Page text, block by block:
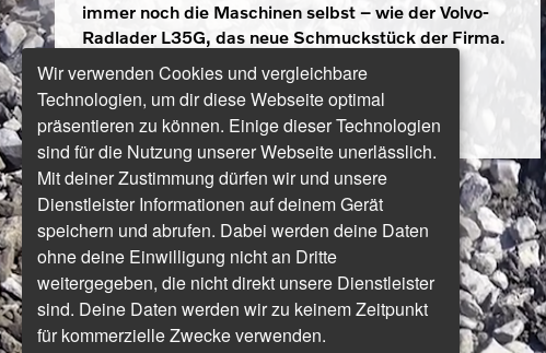
immer noch die Maschinen selbst – wie der Volvo-
Radlader L35G, das neue Schmuckstück der Firma.
Lesen Sie hier den Bericht.
Sehen Sie hier weitere Bilder.
Wir verwenden Cookies und vergleichbare
Technologien, um dir diese Webseite optimal
präsentieren zu können. Einige dieser Technologien
sind für die Nutzung unserer Webseite unerlässlich.
Mit deiner Zustimmung dürfen wir und unsere
Dienstleister Informationen auf deinem Gerät
speichern und abrufen. Dabei werden deine Daten
ohne deine Einwilligung nicht an Dritte
weitergegeben, die nicht direkt unsere Dienstleister
sind. Deine Daten werden wir zu keinem Zeitpunkt
für kommerzielle Zwecke verwenden.